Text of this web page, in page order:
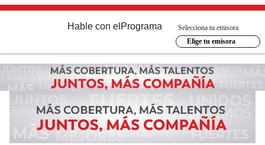
Hable con el Programa
Selecciona tu emisora
Elige tu emisora